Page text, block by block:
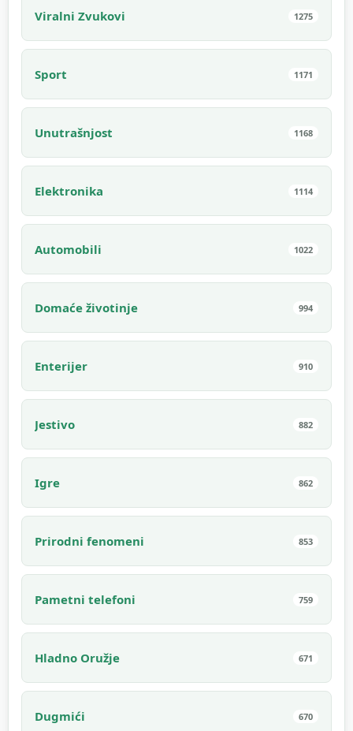
Viralni Zvukovi 1275
Sport 1171
Unutrašnjost 1168
Elektronika 1114
Automobili 1022
Domaće životinje 994
Enterijer 910
Jestivo 882
Igre 862
Prirodni fenomeni 853
Pametni telefoni 759
Hladno Oružje 671
Dugmići 670